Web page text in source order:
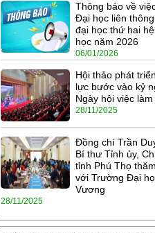
Thông báo về
Đại học liên
đại học thứ hai
học năm 2026
06/01/2026
Hội thảo phát
lực bước vào kỷ
Ngày hội việc
28/11/2025
Đồng chí Trần
Bí thư Tỉnh ủy,
tỉnh Phú Thọ
với Trường Đại
Vương
28/11/2025